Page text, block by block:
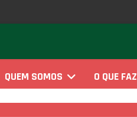
QUEM SOMOS O QUE